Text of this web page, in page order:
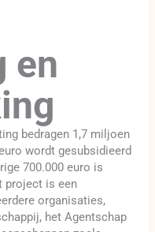
en
bedragen 1,7 miljoen
wordt gesubsidieerd
700.000 euro is
project is een
organisaties,
het Agentschap